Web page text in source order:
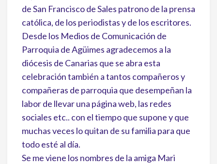
de San Francisco de Sales patrono de la prensa
católica, de los periodistas y de los escritores.
Desde los Medios de Comunicación de
Parroquia de Agüimes agradecemos a la
diócesis de Canarias que se abra esta
celebración también a tantos compañeros y
compañeras de parroquia que desempeñan la
labor de llevar una página web, las redes
sociales etc.. con el tiempo que supone y que
muchas veces lo quitan de su familia para que
todo esté al día.
Se me viene los nombres de la amiga Mari